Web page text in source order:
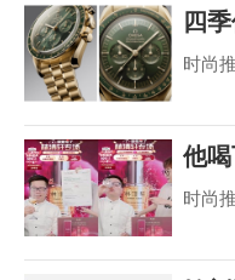
四
时尚
他
赢山
时尚